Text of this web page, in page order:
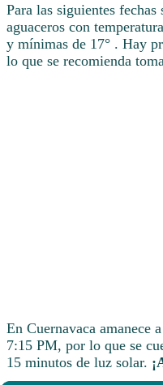
Para las siguientes
aguaceros con
y mínimas de 17° . Hay
lo que se recomienda
En Cuernavaca amanece
7:15 PM, por lo que se
15 minutos de luz solar.